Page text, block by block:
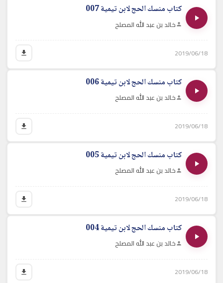
كتاب منسك الحج لابن تيمية 007
خالد بن عبد الله المصلح
2019/06/18
كتاب منسك الحج لابن تيمية 006
خالد بن عبد الله المصلح
2019/06/18
كتاب منسك الحج لابن تيمية 005
خالد بن عبد الله المصلح
2019/06/18
كتاب منسك الحج لابن تيمية 004
خالد بن عبد الله المصلح
2019/06/18